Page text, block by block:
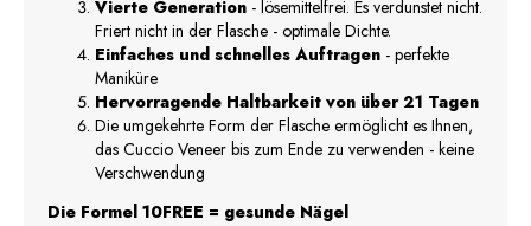
Vierte Generation - lösemittelfrei. Es verdunstet nicht.
Friert nicht in der Flasche - optimale Dichte.
Einfaches und schnelles Auftragen - perfekte
Maniküre
Hervorragende Haltbarkeit von über 21 Tagen
Die umgekehrte Form der Flasche ermöglicht es Ihnen,
das Cuccio Veneer bis zum Ende zu verwenden - keine
Verschwendung
Die Formel 10FREE = gesunde Nägel